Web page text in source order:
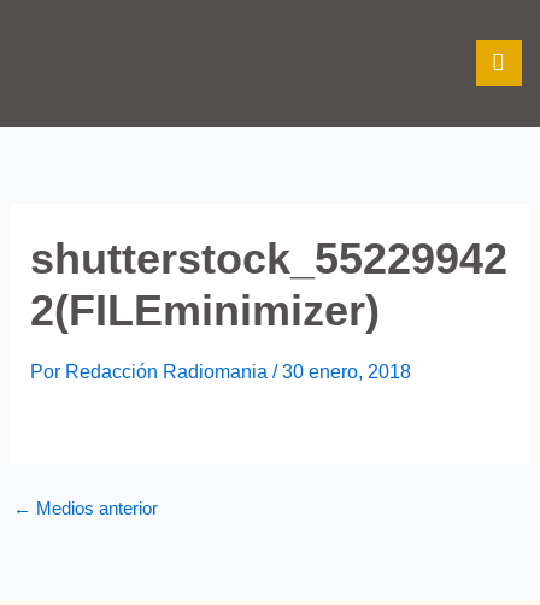
shutterstock_55229942
2(FILEminimizer)
Por Redacción Radiomania /30 enero, 2018
← Medios anterior